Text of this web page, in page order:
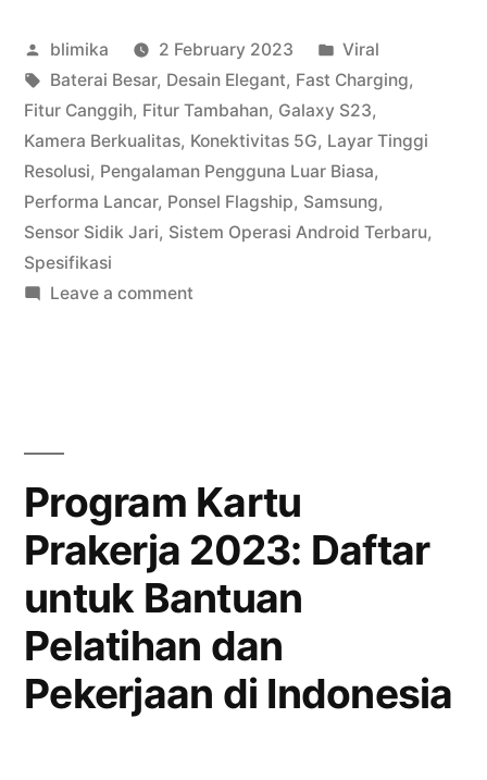
Flagship
dengan
Fitur
Terbaru
untuk
Posted
by
blimika 2 February 2023
Posted
in
Viral
Tags:
Baterai Besar, Desain Elegant, Fast Charging,
Fitur Canggih, Fitur Tambahan, Galaxy S23,
Kamera Berkualitas, Konektivitas 5G, Layar Tinggi
Resolusi, Pengalaman Pengguna Luar Biasa,
Performa Lancar, Ponsel Flagship, Samsung,
Sensor Sidik Jari, Sistem Operasi Android Terbaru,
Spesifikasi
Leave a commenton
Terbaru
untuk
Pengalaman
Pengguna
Terbaik
Program Kartu
Prakerja 2023: Daftar
untuk Bantuan
Pelatihan dan
Pekerjaan di Indonesia